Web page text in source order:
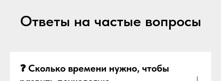
Ответы на частые вопросы
❓ Сколько времени нужно, чтобы